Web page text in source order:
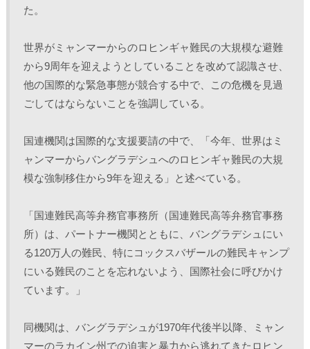
開
)
ィ
ン
ド
ウ
開
ま
す
す
た。
世界がミャンマーからのロヒンギャ難民の大規模な避難
から9周年を迎えようとしていることを改めて認識させ、
他の国際的な緊急事態が競合する中で、この危機を見過
ごしてはならないことを強調している。
国連機関は国際的な支援要請の中で、「今年、世界はミ
ャンマーからバングラデシュへのロヒンギャ難民の大規
模な強制移住から9年を迎える」と述べている。
「国連難民高等弁務官事務所（国連難民高等弁務官事務
所）は、パートナー機関とともに、バングラデシュにい
る120万人の難民、特にコックスバザールの難民キャンプ
にいる難民のことを忘れないよう、国際社会に呼びかけ
ています。」
同機関は、バングラデシュが1970年代後半以降、ミャン
マーのラカイン州での迫害と暴力から逃れてきたロヒン